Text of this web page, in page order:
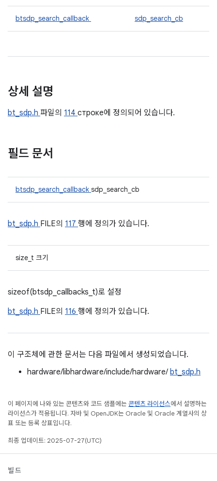
btsdp_search_callback sdp_search_cb
상세 설명
bt_sdp.h 파일의 114 строке에 정의되어 있습니다.
필드 문서
btsdp_search_callback sdp_search_cb
bt_sdp.h FILE의 117 행에 정의가 있습니다.
size_t 크기
sizeof(btsdp_callbacks_t)로 설정
bt_sdp.h FILE의 116 행에 정의가 있습니다.
이 구조체에 관한 문서는 다음 파일에서 생성되었습니다.
hardware/libhardware/include/hardware/ bt_sdp.h
이 페이지에 나와 있는 콘텐츠와 코드 샘플에는 콘텐츠 라이선스에서 설명하는
라이선스가 적용됩니다. 자바 및 OpenJDK는 Oracle 및 Oracle 계열사의 상
표 또는 등록 상표입니다.
최종 업데이트: 2025-07-27(UTC)
빌드